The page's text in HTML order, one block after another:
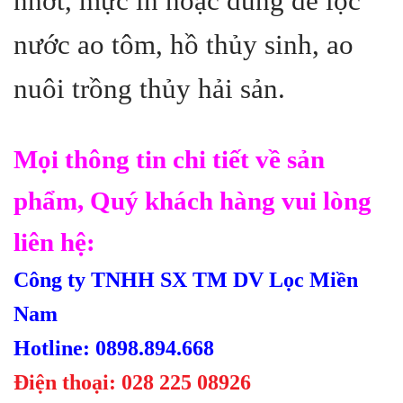
nước ao tôm, hồ thủy sinh, ao
nuôi trồng thủy hải sản.
Mọi thông tin chi tiết về sản
phẩm, Quý khách hàng vui lòng
liên hệ:
Công ty TNHH SX TM DV Lọc Miền
Nam
Hotline: 0898.894.668
Điện thoại: 028 225 08926